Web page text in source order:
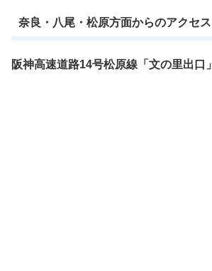
奈良・八尾・松原方面からのアクセス
阪神高速道路14号松原線「文の里出口」